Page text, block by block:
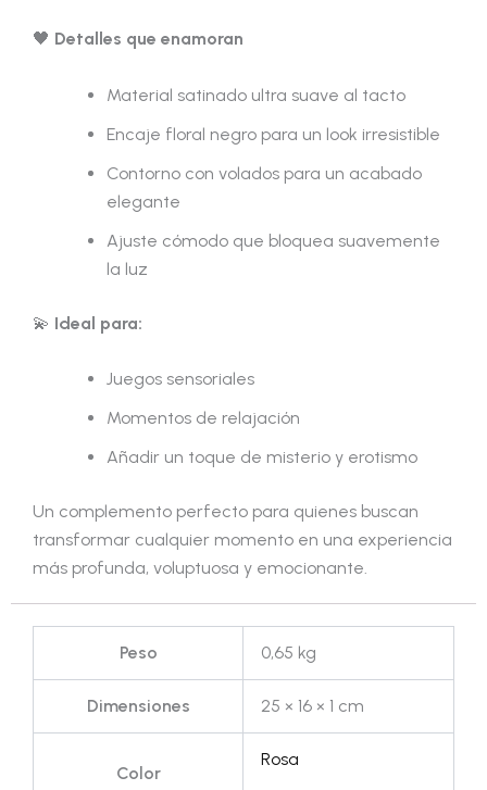
🖤 Detalles que enamoran
Material satinado ultra suave al tacto
Encaje floral negro para un look irresistible
Contorno con volados para un acabado
elegante
Ajuste cómodo que bloquea suavemente
la luz
💫 Ideal para:
Juegos sensoriales
Momentos de relajación
Añadir un toque de misterio y erotismo
Un complemento perfecto para quienes buscan
transformar cualquier momento en una experiencia
más profunda, voluptuosa y emocionante.
Peso 0,65 kg
Dimensiones 25 × 16 × 1 cm
Color
Rosa